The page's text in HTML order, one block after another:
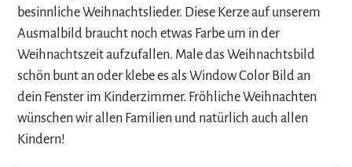
besinnliche Weihnachtslieder. Diese Kerze auf unserem
Ausmalbild braucht noch etwas Farbe um in der
Weihnachtszeit aufzufallen. Male das Weihnachtsbild
schön bunt an oder klebe es als Window Color Bild an
dein Fenster im Kinderzimmer. Fröhliche Weihnachten
wünschen wir allen Familien und natürlich auch allen
Kindern!